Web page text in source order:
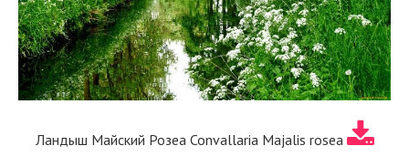
Ландыш Майский Розеа Convallaria Majalis rosea